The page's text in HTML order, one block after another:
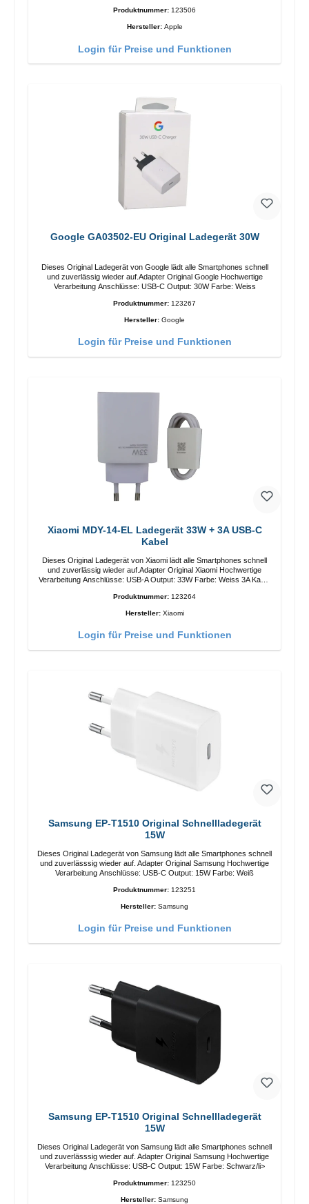
Produktnummer: 123506
Hersteller: Apple
Login für Preise und Funktionen
Google GA03502-EU Original Ladegerät 30W
Dieses Original Ladegerät von Google lädt alle Smartphones schnell
und zuverlässig wieder auf.Adapter Original Google Hochwertige
Verarbeitung Anschlüsse: USB-C Output: 30W Farbe: Weiss
Produktnummer: 123267
Hersteller: Google
Login für Preise und Funktionen
Xiaomi MDY-14-EL Ladegerät 33W + 3A USB-C
Kabel
Dieses Original Ladegerät von Xiaomi lädt alle Smartphones schnell
und zuverlässig wieder auf.Adapter Original Xiaomi Hochwertige
Verarbeitung Anschlüsse: USB-A Output: 33W Farbe: Weiss 3A Kabel
Produktnummer: 123264
Hersteller: Xiaomi
Login für Preise und Funktionen
Samsung EP-T1510 Original Schnellladegerät
15W
Dieses Original Ladegerät von Samsung lädt alle Smartphones schnell
und zuverlässsig wieder auf. Adapter Original Samsung Hochwertige
Verarbeitung Anschlüsse: USB-C Output: 15W Farbe: Weiß
Produktnummer: 123251
Hersteller: Samsung
Login für Preise und Funktionen
Samsung EP-T1510 Original Schnellladegerät
15W
Dieses Original Ladegerät von Samsung lädt alle Smartphones schnell
und zuverlässsig wieder auf. Adapter Original Samsung Hochwertige
Verarbeitung Anschlüsse: USB-C Output: 15W Farbe: Schwarz/li>
Produktnummer: 123250
Hersteller: Samsung